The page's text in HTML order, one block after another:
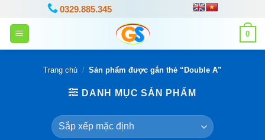
dung
0329.885.345
0
Trang chủ / Sản phẩm được gắn thẻ “Double A”
DANH MỤC SẢN PHẨM